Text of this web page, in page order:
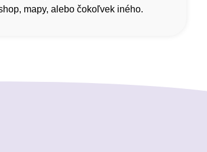
mapy, alebo čokoľvek iného.